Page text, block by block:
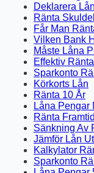
Deklarera Lån
Ränta
Får Man
Vilken Bank
Måste Låna
Effektiv
Sparkonto
Körkorts Lån
Ränta 10 År
Låna Pengar
Ränta
Sänkning Av
Jämför Lån
Kalkylator
Sparkonto